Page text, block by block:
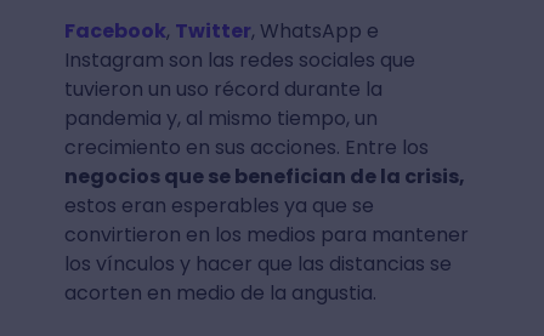
Facebook, Twitter, WhatsApp e
Instagram son las redes sociales que
tuvieron un uso récord durante la
pandemia y, al mismo tiempo, un
crecimiento en sus acciones. Entre los
negocios que se benefician de la crisis,
estos eran esperables ya que se
convirtieron en los medios para mantener
los vínculos y hacer que las distancias se
acorten en medio de la angustia.